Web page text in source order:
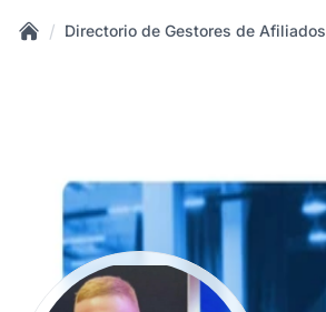
/ Directorio de Gestores de Afiliados